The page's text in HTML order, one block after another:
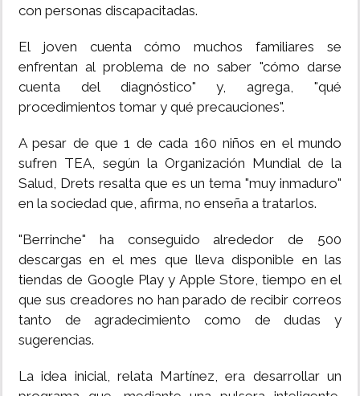
con personas discapacitadas.
El joven cuenta cómo muchos familiares se
enfrentan al problema de no saber "cómo darse
cuenta del diagnóstico" y, agrega, "qué
procedimientos tomar y qué precauciones".
A pesar de que 1 de cada 160 niños en el mundo
sufren TEA, según la Organización Mundial de la
Salud, Drets resalta que es un tema "muy inmaduro"
en la sociedad que, afirma, no enseña a tratarlos.
"Berrinche" ha conseguido alrededor de 500
descargas en el mes que lleva disponible en las
tiendas de Google Play y Apple Store, tiempo en el
que sus creadores no han parado de recibir correos
tanto de agradecimiento como de dudas y
sugerencias.
La idea inicial, relata Martínez, era desarrollar un